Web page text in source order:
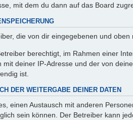
mit dem du dann auf das Board
die von dir eingegebenen und
berechtigt, im Rahmen einer
mit deiner IP-Adresse und der von
ist.
DER WEITERGABE DEINER DATEN
einen Austausch mit anderen
sein können. Der Betreiber kann